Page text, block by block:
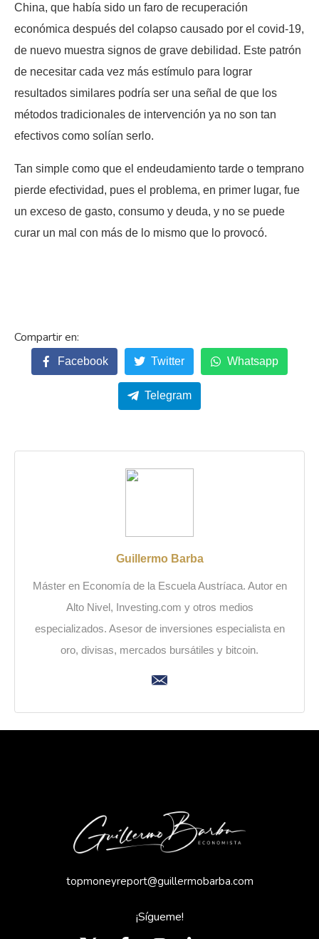
China, que había sido un faro de recuperación
económica después del colapso causado por el covid-19,
de nuevo muestra signos de grave debilidad. Este patrón
de necesitar cada vez más estímulo para lograr
resultados similares podría ser una señal de que los
métodos tradicionales de intervención ya no son tan
efectivos como solían serlo.
Tan simple como que el endeudamiento tarde o temprano
pierde efectividad, pues el problema, en primer lugar, fue
un exceso de gasto, consumo y deuda, y no se puede
curar un mal con más de lo mismo que lo provocó.
Facebook Twitter Whatsapp
Telegram
Guillermo Barba
Máster en Economía de la Escuela Austríaca. Autor en
Alto Nivel, Investing.com y otros medios
especializados. Asesor de inversiones especialista en
oro, divisas, mercados bursátiles y bitcoin.
topmoneyreport@guillermobarba.com
¡Sígueme!